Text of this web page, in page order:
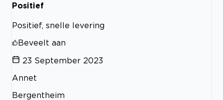
Positief
Positief, snelle levering
Beveelt aan
23 September 2023
Annet
Bergentheim